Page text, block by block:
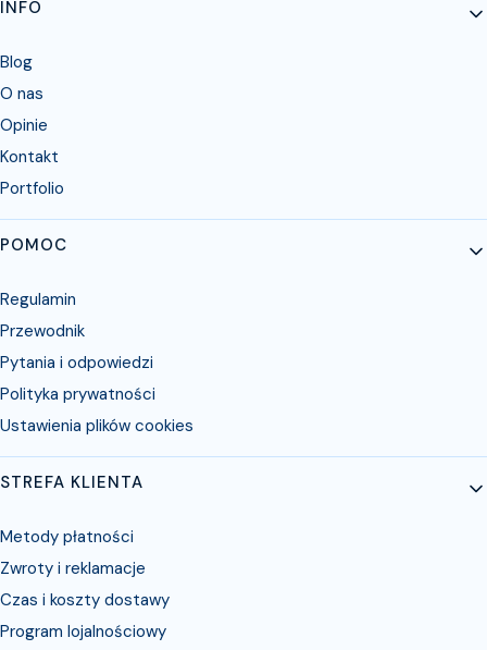
Linki w stopce
INFO
Blog
O nas
Opinie
Kontakt
Portfolio
POMOC
Regulamin
Przewodnik
Pytania i odpowiedzi
Polityka prywatności
Ustawienia plików cookies
STREFA KLIENTA
Metody płatności
Zwroty i reklamacje
Czas i koszty dostawy
Program lojalnościowy